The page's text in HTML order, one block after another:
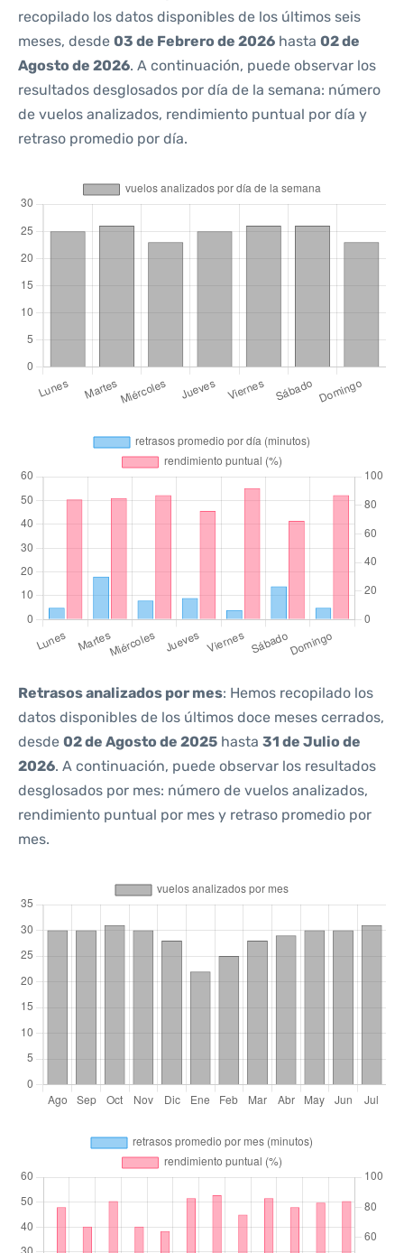
recopilado los datos disponibles de los últimos seis
meses, desde 03 de Febrero de 2026 hasta 02 de
Agosto de 2026. A continuación, puede observar los
resultados desglosados por día de la semana: número
de vuelos analizados, rendimiento puntual por día y
retraso promedio por día.
Retrasos analizados por mes: Hemos recopilado los
datos disponibles de los últimos doce meses cerrados,
desde 02 de Agosto de 2025 hasta 31 de Julio de
2026. A continuación, puede observar los resultados
desglosados por mes: número de vuelos analizados,
rendimiento puntual por mes y retraso promedio por
mes.